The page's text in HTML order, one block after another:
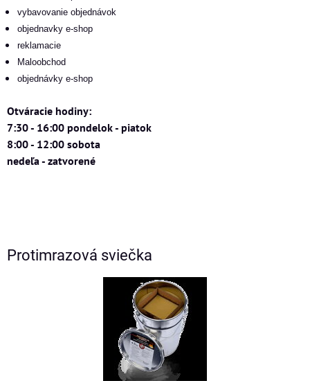
vybavovanie objednávok
objednavky e-shop
reklamacie
Maloobchod
objednávky e-shop
Otváracie hodiny:
7:30 - 16:00 pondelok - piatok
8:00 - 12:00 sobota
nedeľa - zatvorené
Protimrazová sviečka